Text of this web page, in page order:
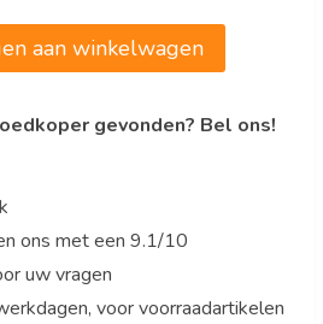
aan winkelwagen
gevonden? Bel ons!
ons met een 9.1/10
uw vragen
voor voorraadartikelen